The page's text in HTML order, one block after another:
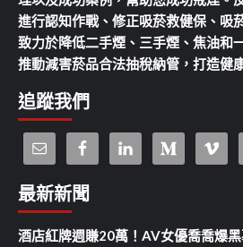
進行認知作戰、修正吸菸救健保、吸
致力於降低二手煙、三手煙、焦油和
推動減害菸品合法抽稅納管，打造健
追蹤我們
最新新聞
酒店紅牌週賺20萬！AV女優喬喬爆